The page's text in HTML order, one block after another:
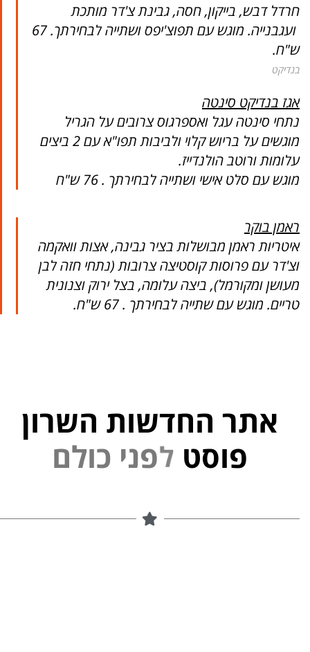
חרדל דבש, בייקון, חסה, גבינת צ'דר מותכת
ועגבנייה. מוגש עם תפוצ'יפס ושתייה לבחירתך. 67
ש"ח.
בנדיקט
אגז בנדיקט סינטה
נתחי סינטה עגל ואספרגוס צרובים על הגריל
מוגשים על בריוש קלוי ולביבות תפו"א עם 2 ביצים
עלומות ורוטב הולנדייז.
מוגש עם סלט אישי ושתייה לבחירתך . 76 ש"ח
ראמן בוקר
איטריות ראמן מבושלות בציר גבינה, אצות וואקמה
וצ'דר עם פרוסות קוסטיצה צרובות (נתחי חזה לבן
מעושן ומקורמל), ביצה עלומה, בצל ירוק וצנונית
טריים. מוגש עם שתייה לבחירתך . 67 ש"ח.
אתר החדשות השרון
פוסט